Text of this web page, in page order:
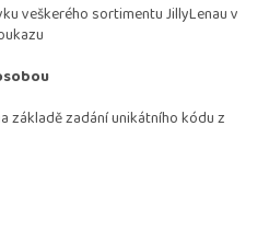
veškerého sortimentu JillyLenau v
základě zadání unikátního kódu z